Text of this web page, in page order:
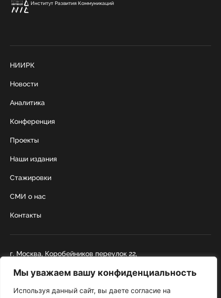
Мы уважаем вашу конфиденциальность
Используя данный сайт, вы даете согласие на
Институт Развития Коммуникаций
НИИРК
Новости
Аналитика
Конференция
Проекты
Наши издания
Стажировки
СМИ о нас
Контакты
г. Москва, Коробейников переулок 22,
+7 495 252 67 88